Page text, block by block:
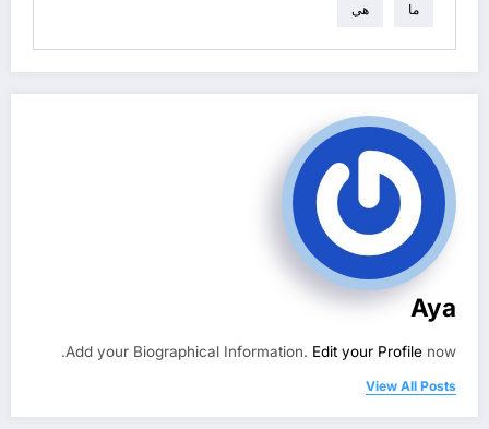
ما هي
Aya
Add your Biographical Information. Edit your Profile now.
View All Posts